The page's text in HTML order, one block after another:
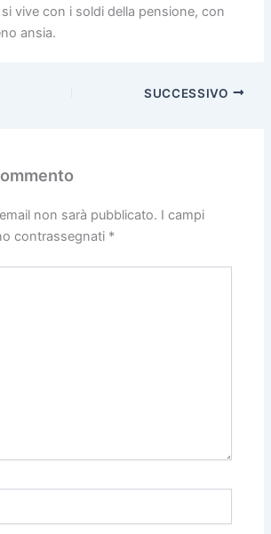
vive con i soldi della pensione, con
ansia.
SUCCESSIVO
non sarà pubblicato. I campi
contrassegnati *